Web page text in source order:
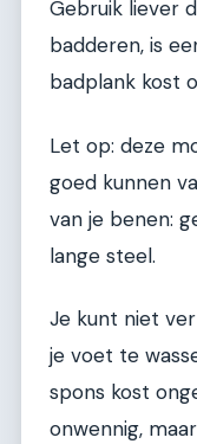
Gebruik liever
badderen, is
badplank kost
Let op: deze
goed kunnen
van je benen:
lange steel.
Je kunt niet
je voet te
spons kost
onwennig,